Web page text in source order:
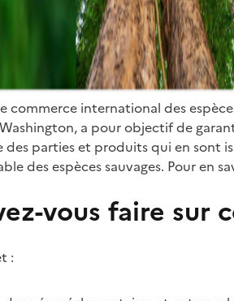
commerce international des
a pour objectif de
des parties et produits qui en sont
des espèces sauvages. Pour en
vous faire sur
: